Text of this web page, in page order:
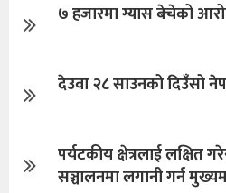
७ हजारमा ग्यास बेचेको
देउवा २८ साउनको दिउँसो
पर्यटकीय क्षेत्रलाई लक्षित
सञ्चालनमा लगानी गर्न